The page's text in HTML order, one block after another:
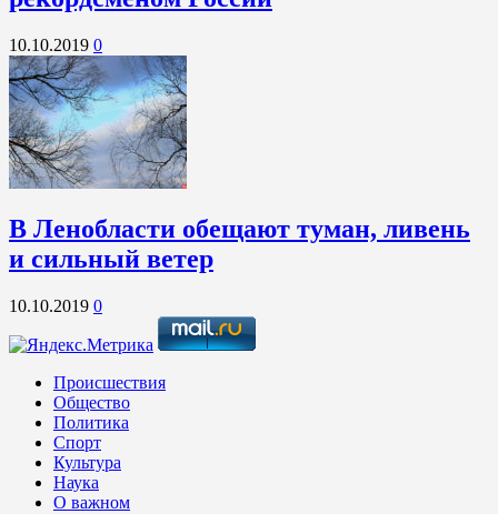
10.10.2019 0
В Ленобласти обещают туман, ливень
и сильный ветер
10.10.2019 0
Происшествия
Общество
Политика
Спорт
Культура
Наука
О важном